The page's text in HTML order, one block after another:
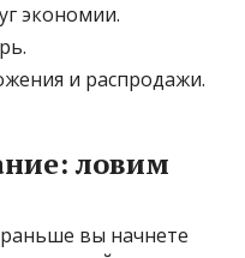
экономии.
и распродажи.
ловим
вы начнете